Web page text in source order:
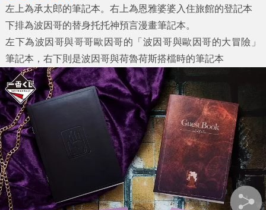
左上為承太郎的筆記本。右上為恩雅婆婆入住旅館的登記本
下排為波因哥的替身托托神預言漫畫筆記本。
左下為波因哥與哥哥歐因哥的「波因哥與歐因哥的大冒險」
筆記本，右下則是波因哥與荷魯荷斯搭檔時的筆記本